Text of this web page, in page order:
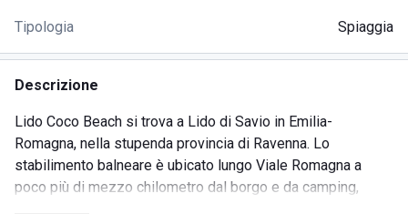
Tipologia Spiaggia
Descrizione
Lido Coco Beach si trova a Lido di Savio in Emilia-
Romagna, nella stupenda provincia di Ravenna. Lo
stabilimento balneare è ubicato lungo Viale Romagna a
poco più di mezzo chilometro dal borgo e da camping,